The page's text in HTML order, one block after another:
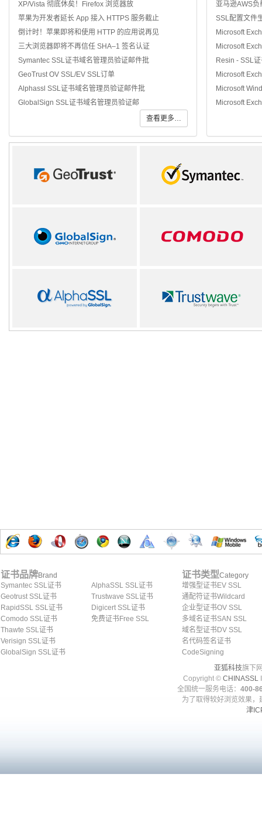
XP/Vista 彻底休矣！Firefox 浏览器放
苹果为开发者延长 App 接入 HTTPS 服务截止
倒计时！苹果即将和使用 HTTP 的应用说再见
三大浏览器即将不再信任 SHA–1 签名认证
Symantec SSL证书域名管理员验证邮件批
GeoTrust OV SSL/EV SSL订单
Alphassl SSL证书域名管理员验证邮件批
GlobalSign SSL证书域名管理员验证邮
查看更多…
亚马逊AWS
SSL配置文件
Microsoft
Microsoft
Resin - SSL
Microsoft
Microsoft
Microsoft
证书品牌Brand
Symantec SSL证书
Geotrust SSL证书
RapidSSL SSL证书
Comodo SSL证书
Thawte SSL证书
Verisign SSL证书
GlobalSign SSL证书
AlphaSSL SSL证书
Trustwave SSL证书
Digicert SSL证书
免费证书Free SSL
证书类型Category
增强型证书EV SSL
通配符证书Wildcard
企业型证书OV SSL
多域名证书SAN SSL
域名型证书DV SSL
名代码签名证书
CodeSigning
亚狐科技旗下
Copyright © CHINASSL
全国统一服务电话： 400-
为了取得较好浏览效果
津